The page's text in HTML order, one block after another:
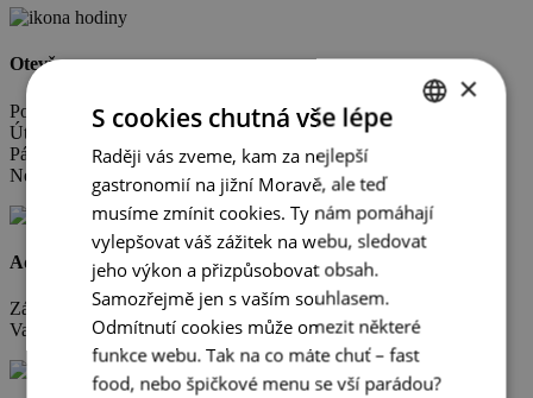
Otevřeno
Po zavřeno
Út-Čt 09:30-17:00
Pá-So 10:30-18:00
Ne (červen – září) 10:30-17:00
Adresa
Zámek, 1
Valtice
GERMAN
×
S cookies chutná vše lépe
Raději vás zveme, kam za nejlepší
gastronomií na jižní Moravě, ale teď
musíme zmínit cookies. Ty nám pomáhají
vylepšovat váš zážitek na webu, sledovat
jeho výkon a přizpůsobovat obsah.
Samozřejmě jen s vaším souhlasem.
Odmítnutí cookies může omezit některé
funkce webu. Tak na co máte chuť – fast
food, nebo špičkové menu se vší parádou?